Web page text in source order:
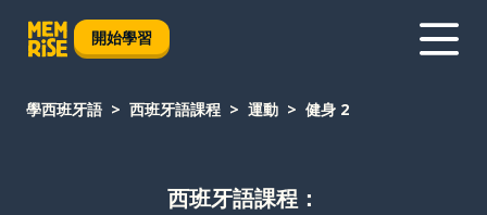
開始學習
學西班牙語 西班牙語課程 運動 健身 2
西班牙語課程：